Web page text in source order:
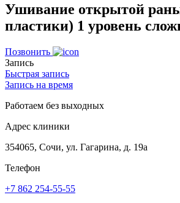
Ушивание открытой
пластики) 1 уровень
Позвонить
Запись
Быстрая запись
Запись на время
Работаем без выходных
Адрес клиники
354065, Сочи, ул. Гагарина, д. 19а
Телефон
+7 862 254-55-55